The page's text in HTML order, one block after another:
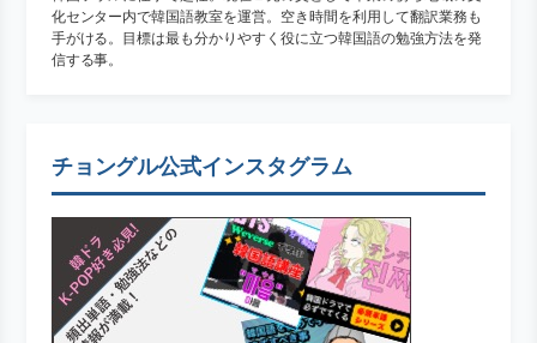
化センター内で韓国語教室を運営。空き時間を利用して翻訳業務も
手がける。目標は最も分かりやすく役に立つ韓国語の勉強方法を発
信する事。
チョングル公式インスタグラム